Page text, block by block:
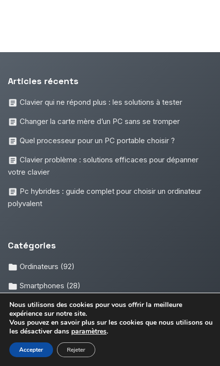
Articles récents
Clavier qui ne répond plus : les solutions à tester
Changer la carte mère d’un PC sans se tromper
Quel processeur pour un PC portable choisir ?
Clavier problème : solutions efficaces pour dépanner
votre clavier
Pc hybrides : guide complet pour choisir un ordinateur
polyvalent
Catégories
Ordinateurs (92)
Smartphones (28)
Maison connectée(20)
Les plus vus
Nous utilisons des cookies pour vous offrir la meilleure
expérience sur notre site.
Vous pouvez en savoir plus sur les cookies que nous utilisons ou
les désactiver dans paramètres.
Accepter Rejeter